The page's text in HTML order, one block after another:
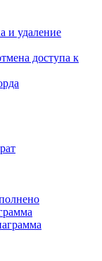
и удаление
доступа к